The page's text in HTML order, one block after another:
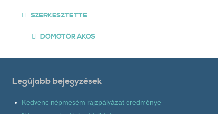
SZERKESZTETTE
DÖMÖTÖR ÁKOS
Legújabb bejegyzések
Kedvenc népmesém rajzpályázat eredménye